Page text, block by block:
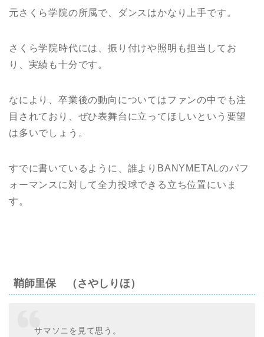
元さくら学院の所属で、ダンスはかなり上手です。
さくら学院時代には、振り付けや照明も担当してお
り、実績も十分です。
なにより、卒業後の動向についてはファンの中でも注
目されており、ぜひ表舞台に立ってほしいという要望
は多いでしょう。
すでに書いているように、誰よりBANYMETALのパフ
ォーマンスに対して全力投球できる立ち位置にいま
す。
鞘師里保 （さやしりほ）
サマソニを見て思う。